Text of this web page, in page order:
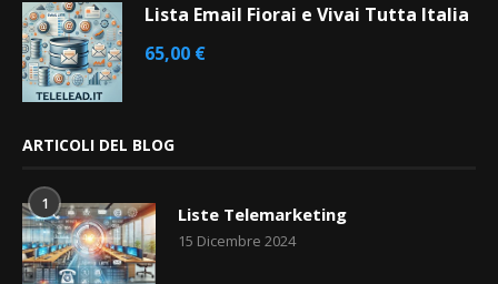
Lista Email Fiorai e Vivai Tutta Italia
65,00 €
ARTICOLI DEL BLOG
1 Liste Telemarketing
15 Dicembre 2024